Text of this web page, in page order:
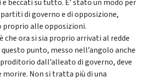
beccati su tutto. E’ stato un modo per
di governo e di opposizione,
proprio alle opposizioni.
che ora si sia proprio arrivati al redde
punto, messo nell’angolo anche
dall’alleato di governo, deve
morire. Non si tratta più di una